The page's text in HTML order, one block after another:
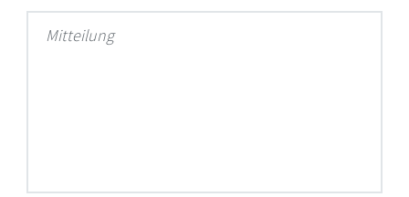
Mitteilung